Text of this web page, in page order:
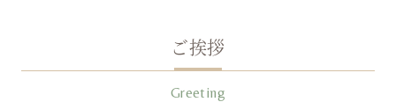
ご挨拶
Greeting